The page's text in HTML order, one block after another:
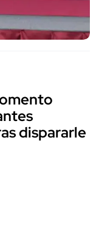
dispararle